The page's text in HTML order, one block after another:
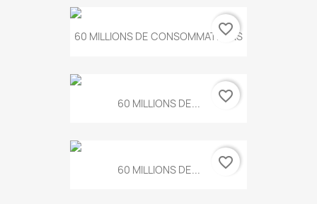
60 MILLIONS DE CONSOMMATEURS
favorite_border
60 MILLIONS DE... favorite_border
60 MILLIONS DE... favorite_border